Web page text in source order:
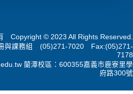
Copyright © 2023 All Rights Reserved.
與課務組 (05)271-7020 Fax:(05)271-
7178
蘭潭校區：600355嘉義市鹿寮里學
府路300號